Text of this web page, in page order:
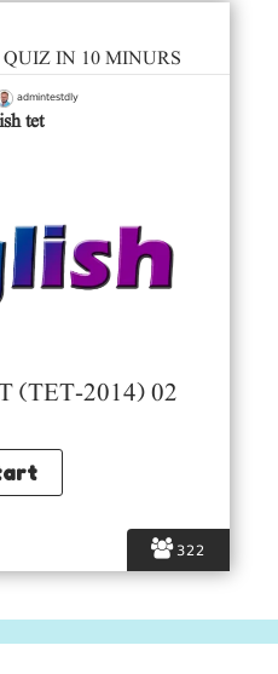
322
IN 10 MINURS
admintestdly
tet
(TET-2014) 02